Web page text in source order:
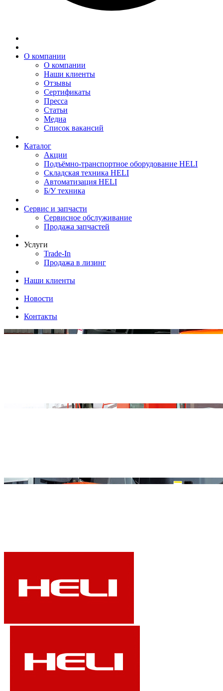
О компании
О компании
Наши клиенты
Отзывы
Сертификаты
Пресса
Статьи
Медиа
Список вакансий
Каталог
Акции
Подъёмно-транспортное оборудование HELI
Складская техника HELI
Автоматизация HELI
Б/У техника
Сервис и запчасти
Сервисное обслуживание
Продажа запчастей
Услуги
Trade-In
Продажа в лизинг
Наши клиенты
Новости
Контакты